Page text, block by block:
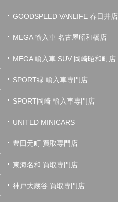
GOODSPEED VANLIFE 春日井店
MEGA 輸入車 名古屋昭和橋店
MEGA 輸入車 SUV 岡崎昭和町店
SPORT緑 輸入車専門店
SPORT岡崎 輸入車専門店
UNITED MINICARS
豊田元町 買取専門店
東海名和 買取専門店
神戸大蔵谷 買取専門店